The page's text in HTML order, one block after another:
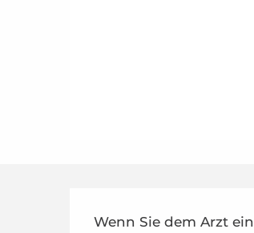
Wenn Sie dem Arzt